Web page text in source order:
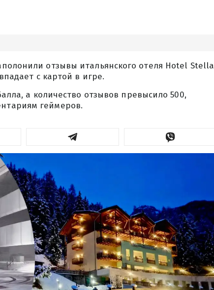
отзывы итальянского отеля Hotel Stella
с картой в игре.
а количество отзывов превысило 500,
геймеров.